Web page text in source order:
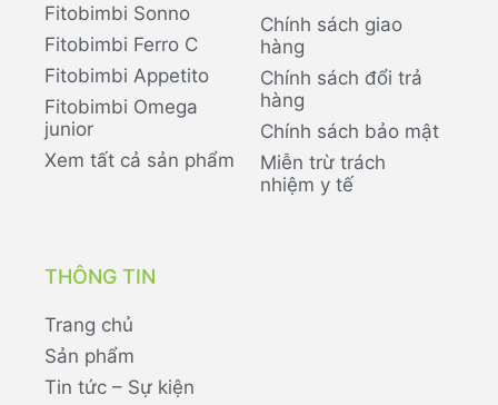
Fitobimbi Sonno
Fitobimbi Ferro C
Fitobimbi Appetito
Fitobimbi Omega
junior
Xem tất cả sản phẩm
Chính sách giao
hàng
Chính sách đổi trả
hàng
Chính sách bảo mật
Miễn trừ trách
nhiệm y tế
THÔNG TIN
Trang chủ
Sản phẩm
Tin tức – Sự kiện